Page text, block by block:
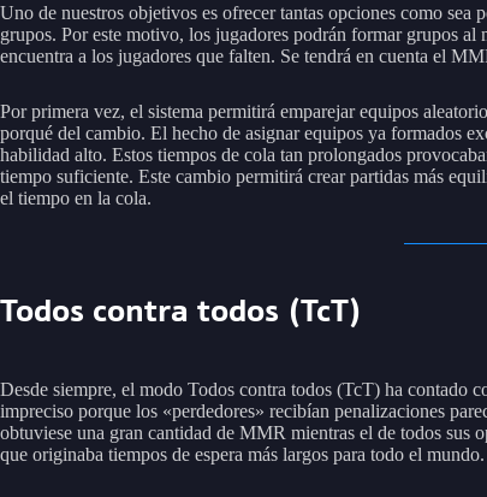
Uno de nuestros objetivos es ofrecer tantas opciones como
grupos. Por este motivo, los jugadores podrán formar grupos
encuentra a los jugadores que falten. Se tendrá en cuenta el
Por primera vez, el sistema permitirá emparejar equipos
porqué del cambio. El hecho de asignar equipos ya formados
habilidad alto. Estos tiempos de cola tan prolongados
tiempo suficiente. Este cambio permitirá crear partidas más
el tiempo en la cola.
Todos contra todos (TcT)
Desde siempre, el modo Todos contra todos (TcT) ha contado
impreciso porque los «perdedores» recibían penalizaciones
obtuviese una gran cantidad de MMR mientras el de todos sus
que originaba tiempos de espera más largos para todo el